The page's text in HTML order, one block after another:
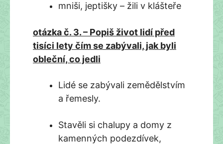
mniši, jeptišky – žili v klášteře
otázka č. 3. – Popiš život lidí před
tisíci lety čím se zabývali, jak byli
obleční, co jedli
Lidé se zabývali zemědělstvím
a řemesly.
Stavěli si chalupy a domy z
kamenných podezdívek,